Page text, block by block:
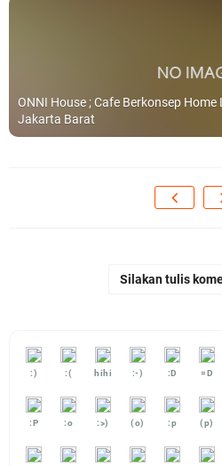
ONNI House ; Cafe Berkonsep Home
Jakarta Barat
Silakan tulis
:) :( hihi :-) :D =D
:P :o :>) (o) :p (p)